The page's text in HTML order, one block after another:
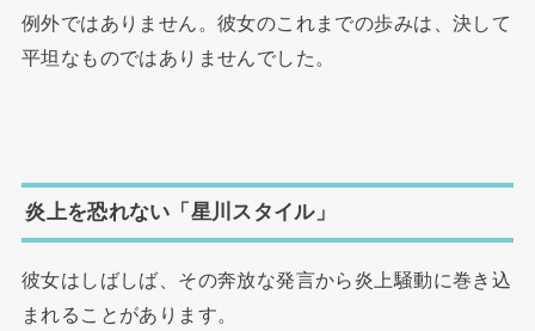
例外ではありません。彼女のこれまでの歩みは、決して
平坦なものではありませんでした。
炎上を恐れない「星川スタイル」
彼女はしばしば、その奔放な発言から炎上騒動に巻き込
まれることがあります。